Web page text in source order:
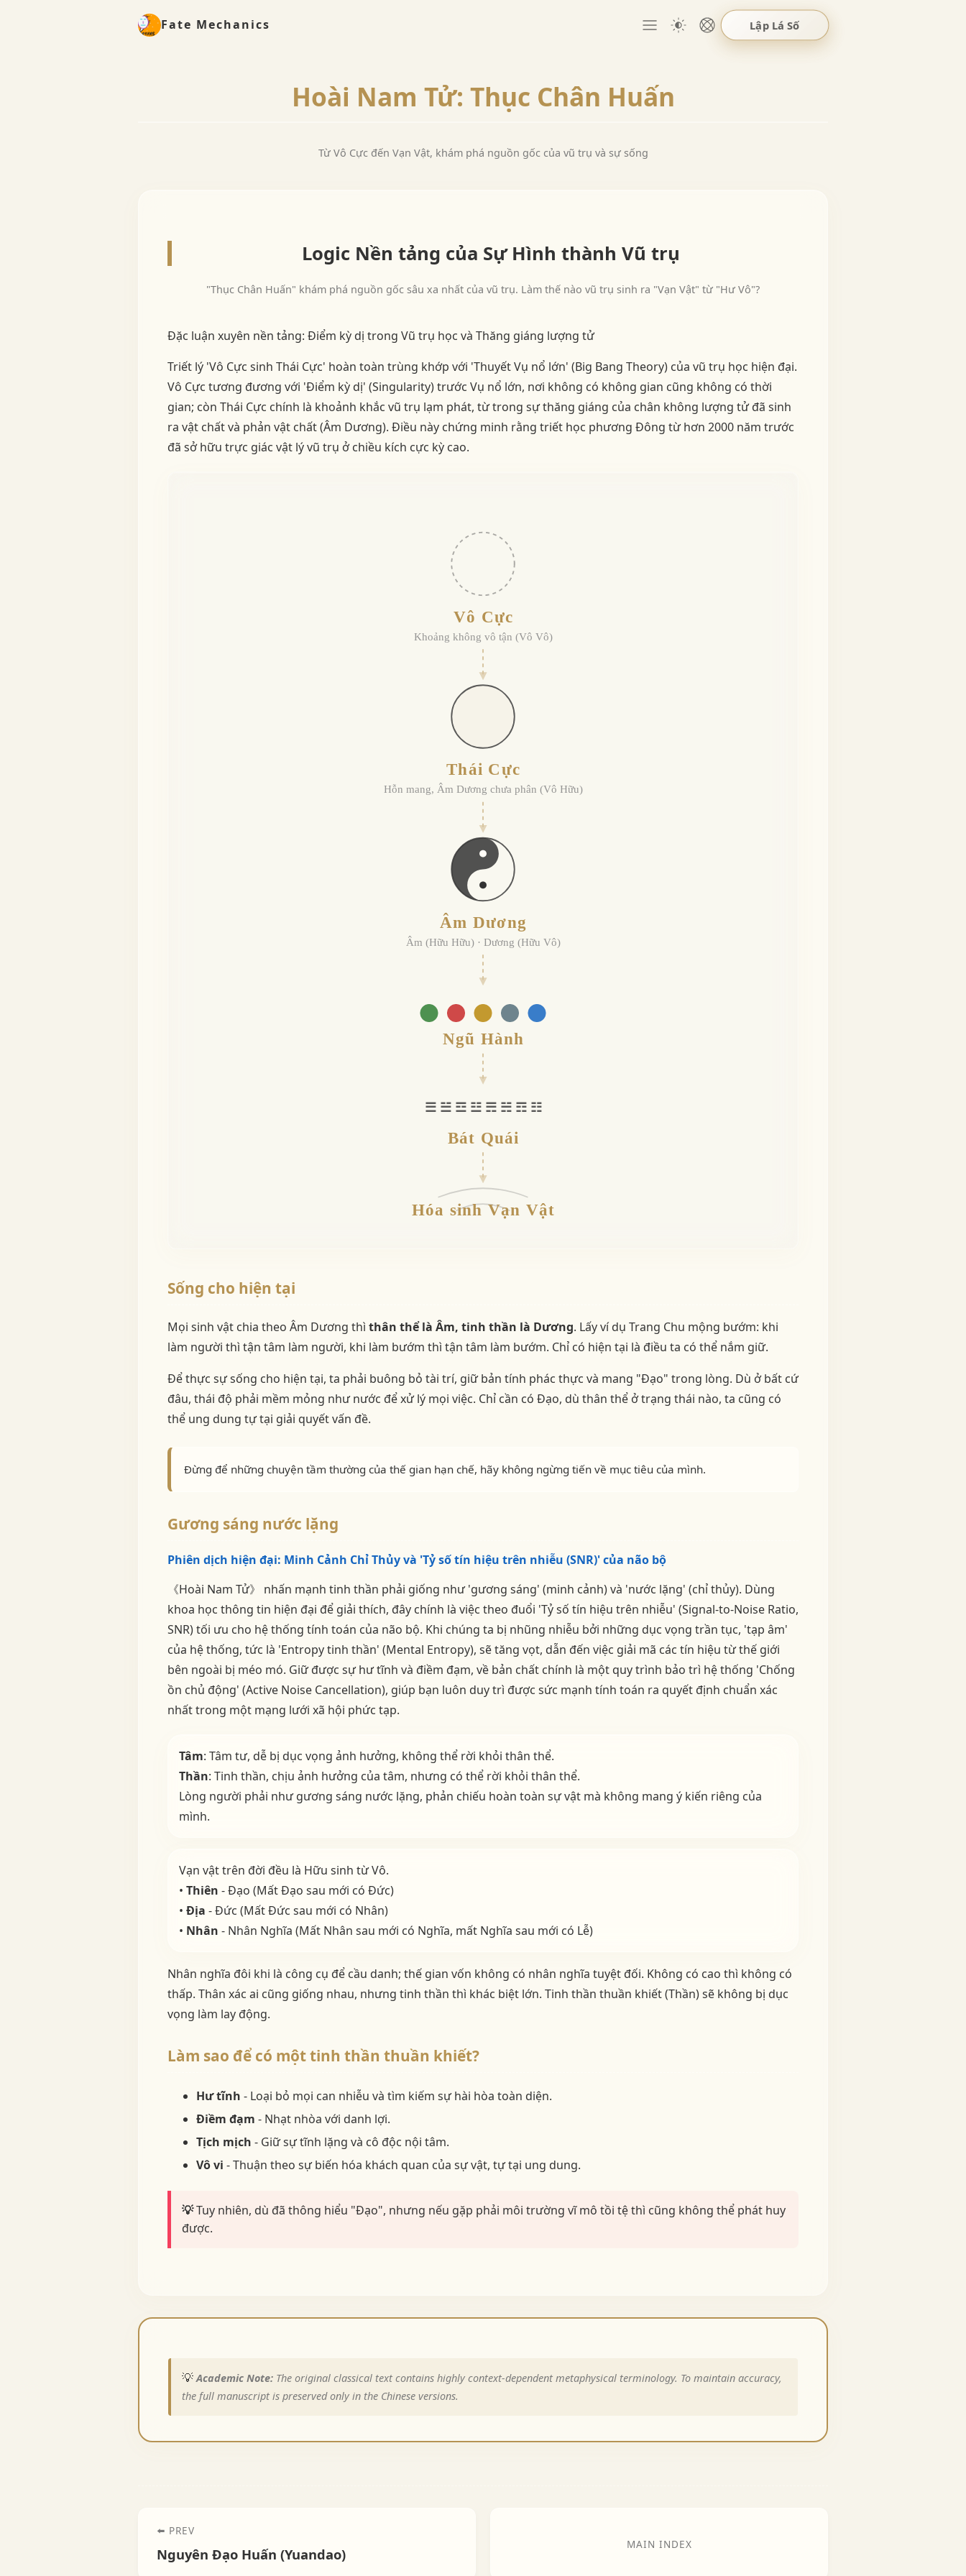
Fate Mechanics Lập Lá Số
Hoài Nam Tử: Thục Chân Huấn
Từ Vô Cực đến Vạn Vật, khám phá nguồn gốc của vũ trụ và sự sống
Logic Nền tảng của Sự Hình thành Vũ trụ
"Thục Chân Huấn" khám phá nguồn gốc sâu xa nhất của vũ trụ. Làm thế nào vũ trụ sinh ra "Vạn Vật" từ "Hư Vô"?
Đặc luận xuyên nền tảng: Điểm kỳ dị trong Vũ trụ học và Thăng giáng lượng tử
Triết lý 'Vô Cực sinh Thái Cực' hoàn toàn trùng khớp với 'Thuyết Vụ nổ lớn' (Big Bang Theory) của vũ trụ học hiện đại.
Vô Cực tương đương với 'Điểm kỳ dị' (Singularity) trước Vụ nổ lớn, nơi không có không gian cũng không có thời
gian; còn Thái Cực chính là khoảnh khắc vũ trụ lạm phát, từ trong sự thăng giáng của chân không lượng tử đã sinh
ra vật chất và phản vật chất (Âm Dương). Điều này chứng minh rằng triết học phương Đông từ hơn 2000 năm trước
đã sở hữu trực giác vật lý vũ trụ ở chiều kích cực kỳ cao.
Vô Cực
Khoảng không vô tận (Vô Vô)
Thái Cực
Hỗn mang, Âm Dương chưa phân (Vô Hữu)
Âm Dương
Âm (Hữu Hữu) · Dương (Hữu Vô)
Ngũ Hành
☰ ☱ ☲ ☳ ☴ ☵ ☶ ☷
Bát Quái
Hóa sinh Vạn Vật
Sống cho hiện tại
Mọi sinh vật chia theo Âm Dương thì thân thể là Âm, tinh thần là Dương. Lấy ví dụ Trang Chu mộng bướm: khi
làm người thì tận tâm làm người, khi làm bướm thì tận tâm làm bướm. Chỉ có hiện tại là điều ta có thể nắm giữ.
Để thực sự sống cho hiện tại, ta phải buông bỏ tài trí, giữ bản tính phác thực và mang "Đạo" trong lòng. Dù ở bất cứ
đâu, thái độ phải mềm mỏng như nước để xử lý mọi việc. Chỉ cần có Đạo, dù thân thể ở trạng thái nào, ta cũng có
thể ung dung tự tại giải quyết vấn đề.
Đừng để những chuyện tầm thường của thế gian hạn chế, hãy không ngừng tiến về mục tiêu của mình.
Gương sáng nước lặng
Phiên dịch hiện đại: Minh Cảnh Chỉ Thủy và 'Tỷ số tín hiệu trên nhiễu (SNR)' của não bộ
《Hoài Nam Tử》 nhấn mạnh tinh thần phải giống như 'gương sáng' (minh cảnh) và 'nước lặng' (chỉ thủy). Dùng
khoa học thông tin hiện đại để giải thích, đây chính là việc theo đuổi 'Tỷ số tín hiệu trên nhiễu' (Signal-to-Noise Ratio,
SNR) tối ưu cho hệ thống tính toán của não bộ. Khi chúng ta bị nhũng nhiễu bởi những dục vọng trần tục, 'tạp âm'
của hệ thống, tức là 'Entropy tinh thần' (Mental Entropy), sẽ tăng vọt, dẫn đến việc giải mã các tín hiệu từ thế giới
bên ngoài bị méo mó. Giữ được sự hư tĩnh và điềm đạm, về bản chất chính là một quy trình bảo trì hệ thống 'Chống
ồn chủ động' (Active Noise Cancellation), giúp bạn luôn duy trì được sức mạnh tính toán ra quyết định chuẩn xác
nhất trong một mạng lưới xã hội phức tạp.
Tâm: Tâm tư, dễ bị dục vọng ảnh hưởng, không thể rời khỏi thân thể.
Thần: Tinh thần, chịu ảnh hưởng của tâm, nhưng có thể rời khỏi thân thể.
Lòng người phải như gương sáng nước lặng, phản chiếu hoàn toàn sự vật mà không mang ý kiến riêng của
mình.
Vạn vật trên đời đều là Hữu sinh từ Vô.
• Thiên - Đạo (Mất Đạo sau mới có Đức)
• Địa - Đức (Mất Đức sau mới có Nhân)
• Nhân - Nhân Nghĩa (Mất Nhân sau mới có Nghĩa, mất Nghĩa sau mới có Lễ)
Nhân nghĩa đôi khi là công cụ để cầu danh; thế gian vốn không có nhân nghĩa tuyệt đối. Không có cao thì không có
thấp. Thân xác ai cũng giống nhau, nhưng tinh thần thì khác biệt lớn. Tinh thần thuần khiết (Thần) sẽ không bị dục
vọng làm lay động.
Làm sao để có một tinh thần thuần khiết?
Hư tĩnh - Loại bỏ mọi can nhiễu và tìm kiếm sự hài hòa toàn diện.
Điềm đạm - Nhạt nhòa với danh lợi.
Tịch mịch - Giữ sự tĩnh lặng và cô độc nội tâm.
Vô vi - Thuận theo sự biến hóa khách quan của sự vật, tự tại ung dung.
💡Tuy nhiên, dù đã thông hiểu "Đạo", nhưng nếu gặp phải môi trường vĩ mô tồi tệ thì cũng không thể phát huy
được.
💡 Academic Note: The original classical text contains highly context-dependent metaphysical terminology. To maintain accuracy,
the full manuscript is preserved only in the Chinese versions.
⬅️ PREV
Nguyên Đạo Huấn (Yuandao)
MAIN INDEX